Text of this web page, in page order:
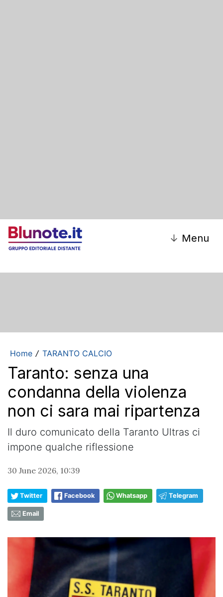
↓ Menu
Home / TARANTO CALCIO
Taranto: senza una
condanna della violenza
non ci sara mai ripartenza
Il duro comunicato della Taranto Ultras ci
impone qualche riflessione
30 June 2026, 10:39
Twitter Facebook Whatsapp Telegram
Email